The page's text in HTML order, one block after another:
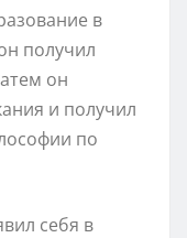
в
получил
он
и получил
по
себя в